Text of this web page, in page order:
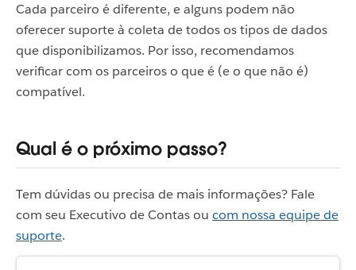
Cada parceiro é diferente, e alguns podem não
oferecer suporte à coleta de todos os tipos de dados
que disponibilizamos. Por isso, recomendamos
verificar com os parceiros o que é (e o que não é)
compatível.
Qual é o próximo passo?
Tem dúvidas ou precisa de mais informações? Fale
com seu Executivo de Contas ou com nossa equipe de
suporte.